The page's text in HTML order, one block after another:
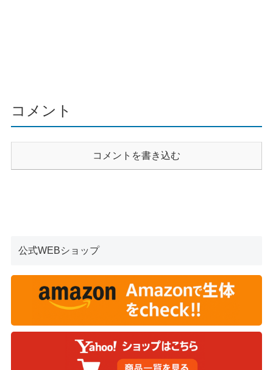
コメント
コメントを書き込む
公式WEBショップ